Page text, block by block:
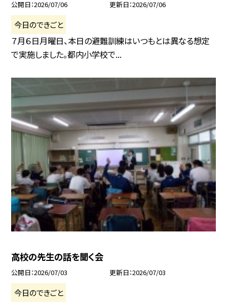
公開日 2026/07/06 更新日 2026/07/06
今日のできごと
７月６日月曜日、本日の避難訓練はいつもとは異なる想定
で実施しました。都内小学校で...
高校の先生の話を聞く会
公開日 2026/07/03 更新日 2026/07/03
今日のできごと